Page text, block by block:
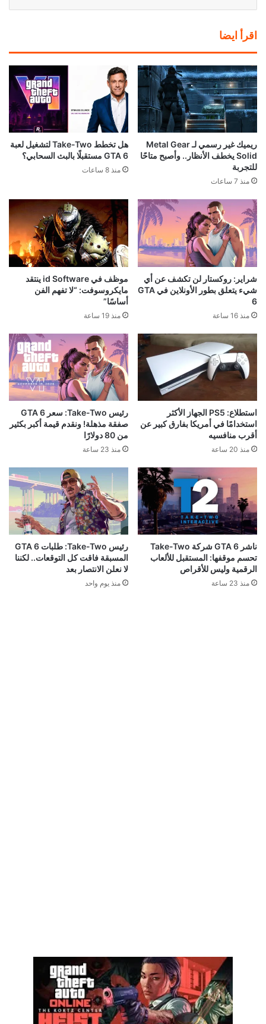
اقرأ ايضا
ريميك غير رسمي لـ Metal Gear
Solid يخطف الأنظار.. وأصبح متاحًا
للتجربة
منذ 7 ساعات
هل تخطط Take-Two لتشغيل لعبة
GTA 6 مستقبلًا بالبث السحابي؟
منذ 8 ساعات
شراير: روكستار لن تكشف عن أي
شيء يتعلق بطور الأونلاين في GTA
6
منذ 16 ساعة
موظف في id Software ينتقد
مايكروسوفت: “لا تفهم الفن
أساسًا”
منذ 19 ساعة
استطلاع: PS5 الجهاز الأكثر
استخدامًا في أمريكا بفارق كبير عن
أقرب منافسيه
منذ 20 ساعة
رئيس Take-Two: سعر GTA 6
صفقة مذهلة! ونقدم قيمة أكبر بكثير
من 80 دولارًا
منذ 23 ساعة
ناشر GTA 6 شركة Take-Two
تحسم موقفها: المستقبل للألعاب
الرقمية وليس للأقراص
منذ 23 ساعة
رئيس Take-Two: طلبات GTA 6
المسبقة فاقت كل التوقعات.. لكننا
لا نعلن الانتصار بعد
منذ يوم واحد